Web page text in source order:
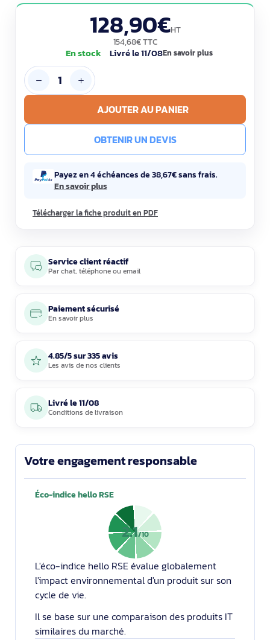
128,90€HT
154,68€ TTC
En stock Livré le 11/08En savoir plus
AJOUTER AU PANIER
OBTENIR UN DEVIS
Payez en 4 échéances de 38,67€ sans frais.
En savoir plus
Télécharger la fiche produit en PDF
Service client réactif
Parchat, téléphoneouemail
Paiement sécurisé
En savoir plus
4.85/5 sur 335 avis
Les avis de nos clients
Livré le11/08
Conditions de livraison
Votre engagement responsable
Éco-indice hello RSE
2.1/10
L'éco-indice hello RSE évalue globalement
l'impact environnemental d'un produit sur son
cycle de vie.
Il se base sur une comparaison des produits IT
similaires du marché.